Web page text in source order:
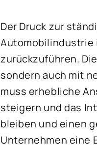
Der Druck zur
Automobilindustrie
zurückzuführen.
sondern auch mit
muss erhebliche
steigern und das
bleiben und einen
Unternehmen eine